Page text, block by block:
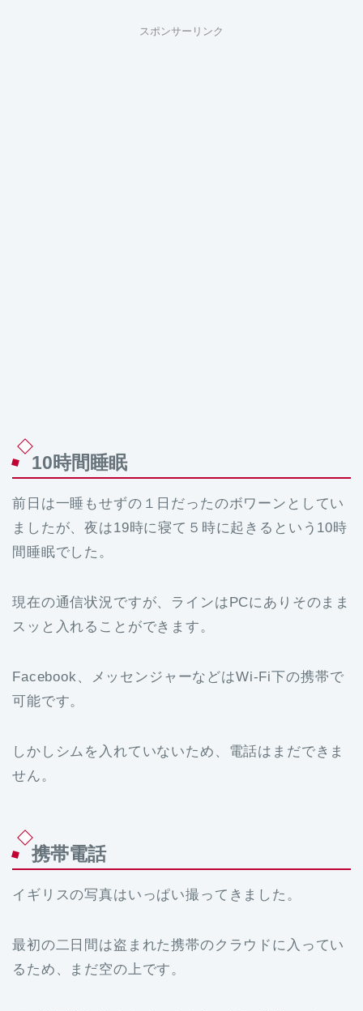
スポンサーリンク
10時間睡眠
前日は一睡もせずの１日だったのボワーンとしてい
ましたが、夜は19時に寝て５時に起きるという10時
間睡眠でした。
現在の通信状況ですが、ラインはPCにありそのまま
スッと入れることができます。
Facebook、メッセンジャーなどはWi-Fi下の携帯で
可能です。
しかしシムを入れていないため、電話はまだできま
せん。
携帯電話
イギリスの写真はいっぱい撮ってきました。
最初の二日間は盗まれた携帯のクラウドに入ってい
るため、まだ空の上です。